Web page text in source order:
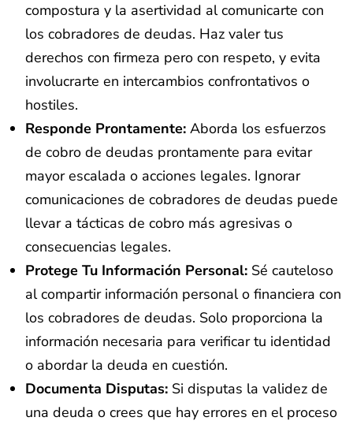
compostura y la asertividad al comunicarte con
los cobradores de deudas. Haz valer tus
derechos con firmeza pero con respeto, y evita
involucrarte en intercambios confrontativos o
hostiles.
Responde Prontamente: Aborda los esfuerzos
de cobro de deudas prontamente para evitar
mayor escalada o acciones legales. Ignorar
comunicaciones de cobradores de deudas puede
llevar a tácticas de cobro más agresivas o
consecuencias legales.
Protege Tu Información Personal: Sé cauteloso
al compartir información personal o financiera con
los cobradores de deudas. Solo proporciona la
información necesaria para verificar tu identidad
o abordar la deuda en cuestión.
Documenta Disputas: Si disputas la validez de
una deuda o crees que hay errores en el proceso